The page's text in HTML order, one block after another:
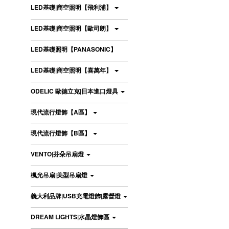
LED基礎|商空照明【飛利浦】
LED基礎|商空照明【歐司朗】
LED基礎照明【PANASONIC】
LED基礎|商空照明【喜萬年】
ODELIC 歐德立克|日本進口燈具
現代流行燈飾【A區】
現代流行燈飾【B區】
VENTO|芬朵吊扇燈
楓光吊扇|美型吊扇燈
義大利品牌|USB充電燈飾|露營燈
DREAM LIGHTS|水晶燈飾區